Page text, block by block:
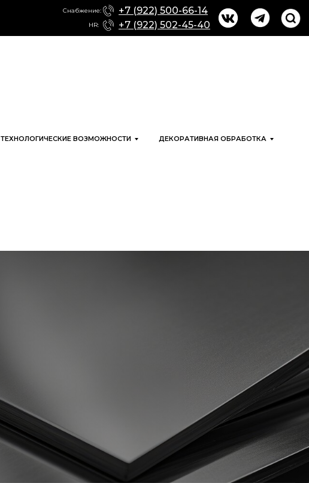
+7 (922) 502-45-40
+7 (922) 500-66-14
HR:
Снабжение:
ТЕХНОЛОГИЧЕСКИЕ ВОЗМОЖНОСТИ
ДЕКОРАТИВНАЯ ОБРАБОТКА
Рассчитать стоимость